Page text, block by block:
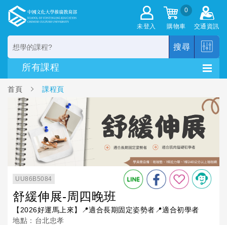
未登入
0
購物車 交通資訊
搜尋
首頁 課程頁
UU86B5084
舒緩伸展-周四晚班
【2026好運馬上來】📍適合長期固定姿勢者📍適合初學者
地點：台北忠孝